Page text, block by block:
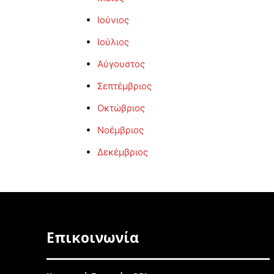
Ιούνιος
Ιούλιος
Αύγουστος
Σεπτέμβριος
Οκτώβριος
Νοέμβριος
Δεκέμβριος
Επικοινωνία